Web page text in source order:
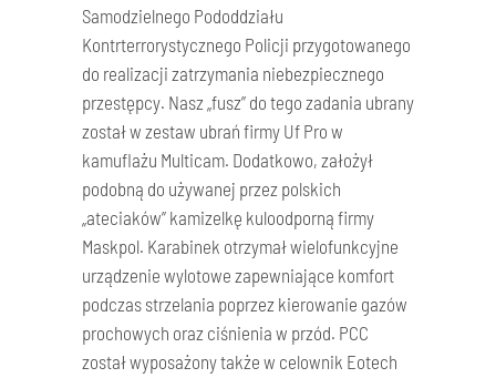
Samodzielnego Pododdziału
Kontrterrorystycznego Policji przygotowanego
do realizacji zatrzymania niebezpiecznego
przestępcy. Nasz „fusz” do tego zadania ubrany
został w zestaw ubrań firmy Uf Pro w
kamuflażu Multicam. Dodatkowo, założył
podobną do używanej przez polskich
„ateciaków” kamizelkę kuloodporną firmy
Maskpol. Karabinek otrzymał wielofunkcyjne
urządzenie wylotowe zapewniające komfort
podczas strzelania poprzez kierowanie gazów
prochowych oraz ciśnienia w przód. PCC
został wyposażony także w celownik Eotech